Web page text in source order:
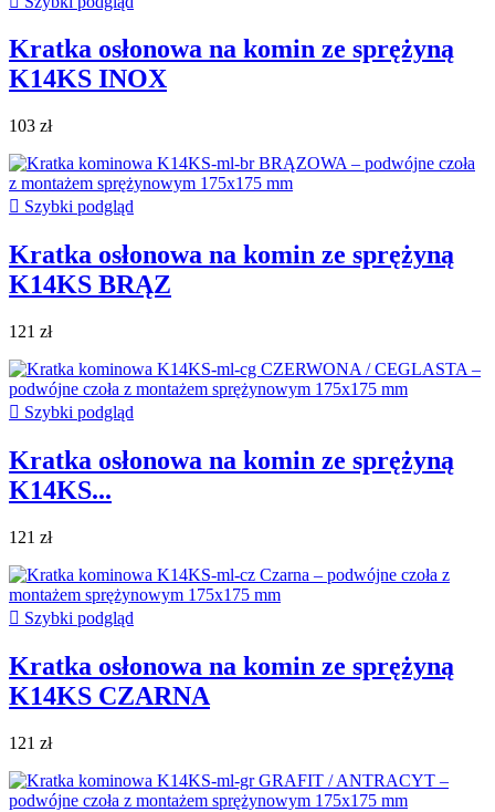
Kratka osłonowa na komin ze sprężyną
K14KS INOX
103 zł
 Szybki podgląd
Kratka osłonowa na komin ze sprężyną
K14KS BRĄZ
121 zł
 Szybki podgląd
Kratka osłonowa na komin ze sprężyną
K14KS...
121 zł
 Szybki podgląd
Kratka osłonowa na komin ze sprężyną
K14KS CZARNA
121 zł